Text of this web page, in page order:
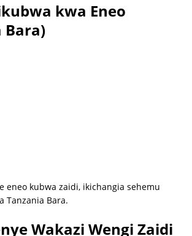
kwa Eneo
Bara)
eneo kubwa zaidi, ikichangia sehemu
Tanzania Bara.
Wakazi Wengi Zaidi